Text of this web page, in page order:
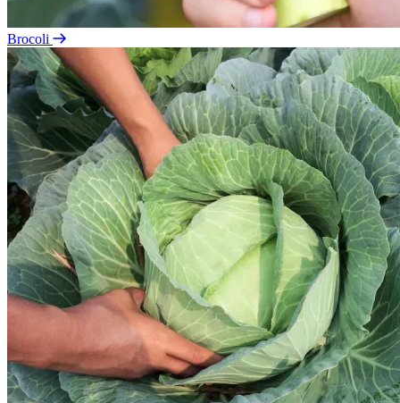
Brocoli